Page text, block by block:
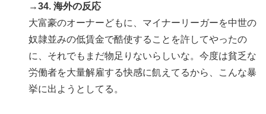
→34. 海外の反応
大富豪のオーナーどもに、マイナーリーガーを中世の
奴隷並みの低賃金で酷使することを許してやったの
に、それでもまだ物足りないらしいな。今度は貧乏な
労働者を大量解雇する快感に飢えてるから、こんな暴
挙に出ようとしてる。